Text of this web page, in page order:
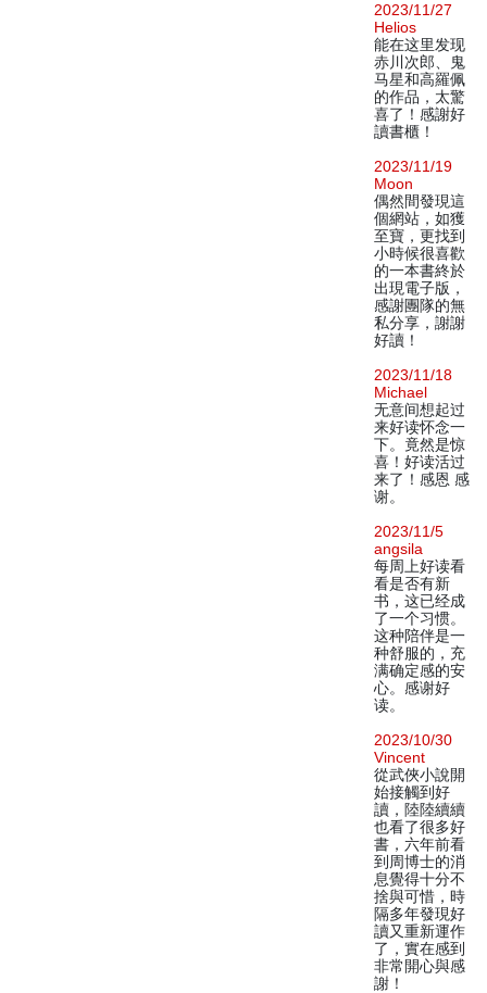
2023/11/27
Helios
能在这里发现
赤川次郎、鬼
马星和高羅佩
的作品，太驚
喜了！感謝好
讀書櫃！
2023/11/19
Moon
偶然間發現這
個網站，如獲
至寶，更找到
小時候很喜歡
的一本書終於
出現電子版，
感謝團隊的無
私分享，謝謝
好讀！
2023/11/18
Michael
无意间想起过
来好读怀念一
下。竟然是惊
喜！好读活过
来了！感恩 感
谢。
2023/11/5
angsila
每周上好读看
看是否有新
书，这已经成
了一个习惯。
这种陪伴是一
种舒服的，充
满确定感的安
心。感谢好
读。
2023/10/30
Vincent
從武俠小說開
始接觸到好
讀，陸陸續續
也看了很多好
書，六年前看
到周博士的消
息覺得十分不
捨與可惜，時
隔多年發現好
讀又重新運作
了，實在感到
非常開心與感
謝！